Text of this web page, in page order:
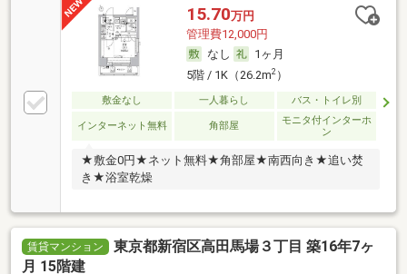
15.70万円
管理費12,000円
なし
1ヶ月
5階 / 1K（26.2m2）
敷金なし 一人暮らし バス・トイレ別
インターネット無料 角部屋
モニタ付インターホ
ン
★敷金0円★ネット無料★角部屋★南西向き★追い焚
き★浴室乾燥
賃貸マンション
東京都新宿区高田馬場３丁目 築16年7ヶ
月 15階建